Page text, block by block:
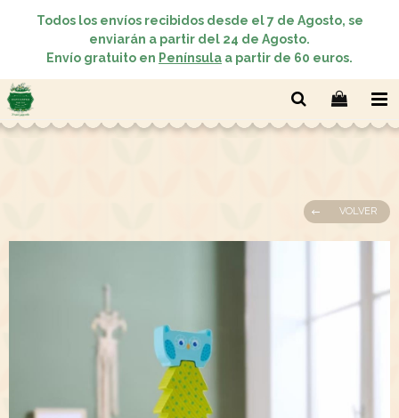
Todos los envíos recibidos desde el 7 de Agosto, se
enviarán a partir del 24 de Agosto.
Envío gratuito en Península a partir de 60 euros.
VOLVER